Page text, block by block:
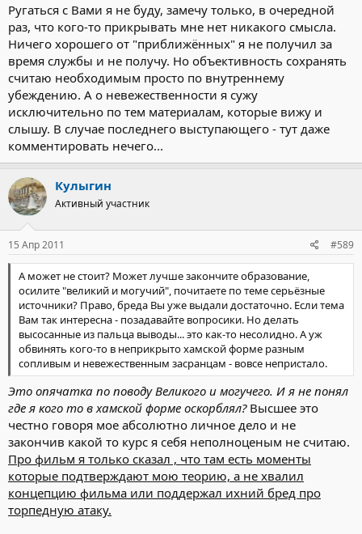
Ругаться с Вами я не буду, замечу только, в очередной
раз, что кого-то прикрывать мне нет никакого смысла.
Ничего хорошего от "приближённых" я не получил за
время службы и не получу. Но объективность сохранять
считаю необходимым просто по внутреннему
убеждению. А о невежественности я сужу
исключительно по тем материалам, которые вижу и
слышу. В случае последнего выступающего - тут даже
комментировать нечего...
Кулыгин
Активный участник
15 Апр 2011 #589
А может не стоит? Может лучше закончите образование,
осилите "великий и могучий", почитаете по теме серьёзные
источники? Право, бреда Вы уже выдали достаточно. Если тема
Вам так интересна - позадавайте вопросики. Но делать
высосанные из пальца выводы... это как-то несолидно. А уж
обвинять кого-то в неприкрыто хамской форме разным
сопливым и невежественным засранцам - вовсе непристало.
Это опячатка по поводу Великого и могучего. И я не понял
где я кого то в хамской форме оскорблял?Высшее это
честно говоря мое абсолютно личное дело и не
закончив какой то курс я себя неполноценым не считаю.
Про фильм я только сказал , что там есть моменты
которые подтверждают мою теорию, а не хвалил
концепцию фильма или поддержал ихний бред про
торпедную атаку.